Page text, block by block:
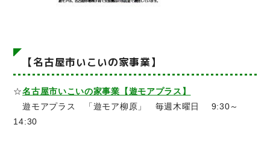
【名古屋市いこいの家事業】
☆名古屋市いこいの家事業【遊モアプラス】
遊モアプラス 「遊モア柳原」 毎週木曜日 9:30～
14:30